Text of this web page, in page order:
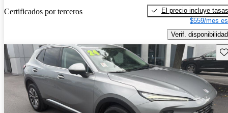
Certificados por terceros
El precio incluye tasas
$559/mes
Verif. disponibilidad